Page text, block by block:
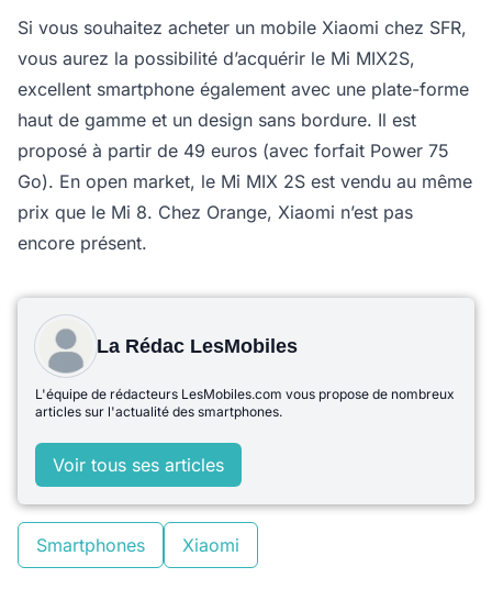
Si vous souhaitez acheter un mobile Xiaomi chez SFR,
vous aurez la possibilité d’acquérir le Mi MIX2S,
excellent smartphone également avec une plate-forme
haut de gamme et un design sans bordure. Il est
proposé à partir de 49 euros (avec forfait Power 75
Go). En open market, le Mi MIX 2S est vendu au même
prix que le Mi 8. Chez Orange, Xiaomi n’est pas
encore présent.
La Rédac LesMobiles
L'équipe de rédacteurs LesMobiles.com vous propose de nombreux
articles sur l'actualité des smartphones.
Voir tous ses articles
Smartphones Xiaomi